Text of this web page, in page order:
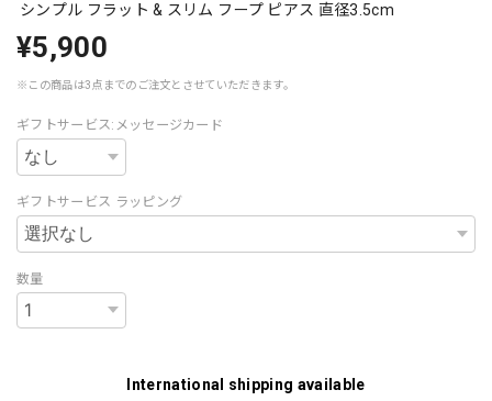
シンプル フラット & スリム フープ ピアス 直径3.5cm
¥5,900
※この商品は3点までのご注文とさせていただきます。
ギフトサービス:メッセージカード
ギフトサービス ラッピング
数量
International shipping available